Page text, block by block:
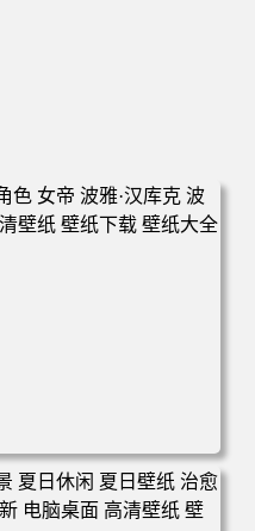
帝 波雅·汉库克 波雅汉库
下载 壁纸大全